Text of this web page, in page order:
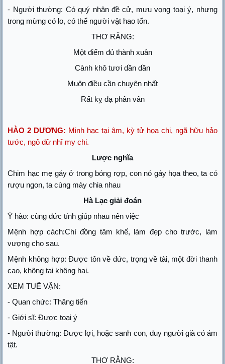
- Người thường: Có quý nhân đề cử, mưu vọng toại ý, nhưng
trong mừng có lo, có thể người vật hao tổn.
THƠ RẰNG:
Một điểm đủ thành xuân
Cành khô tươi dần dần
Muôn điều cần chuyên nhất
Rất kỵ dạ phân vân
HÀO 2 DƯƠNG: Minh hạc tại âm, kỳ tử họa chi, ngã hữu hảo
tước, ngô dữ nhĩ my chi.
Lược nghĩa
Chim hạc mẹ gáy ở trong bóng rợp, con nó gáy họa theo, ta có
rượu ngon, ta cùng mày chia nhau
Hà Lạc giải đoán
Ý hào: cùng đức tính giúp nhau nên việc
Mệnh hợp cách:Chí đồng tâm khế, làm đẹp cho trước, làm
vượng cho sau.
Mệnh không hợp: Được tôn về đức, trọng về tài, một đời thanh
cao, không tai không hại.
XEM TUẾ VẬN:
- Quan chức: Thăng tiến
- Giới sĩ: Được toại ý
- Người thường: Được lợi, hoặc sanh con, duy người già có ám
tật.
THƠ RẰNG: